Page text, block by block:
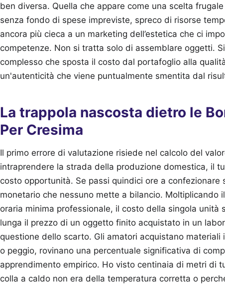
ben diversa. Quella che appare come una scelta
senza fondo di spese impreviste, spreco di risorse
ancora più cieca a un marketing dell’estetica che ci
competenze. Non si tratta solo di assemblare oggetti.
complesso che sposta il costo dal portafoglio alla
un'autenticità che viene puntualmente smentita dal
La trappola nascosta dietro le
Per Cresima
Il primo errore di valutazione risiede nel calcolo del
intraprendere la strada della produzione domestica, il
costo opportunità. Se passi quindici ore a confezionare
monetario che nessuno mette a bilancio. Moltiplicando
oraria minima professionale, il costo della singola unità
lunga il prezzo di un oggetto finito acquistato in un
questione dello scarto. Gli amatori acquistano
o peggio, rovinano una percentuale significativa di
apprendimento empirico. Ho visto centinaia di metri di
colla a caldo non era della temperatura corretta o